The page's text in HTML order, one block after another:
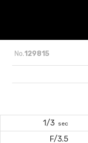
No.129815
sec
1/3
F/3.5